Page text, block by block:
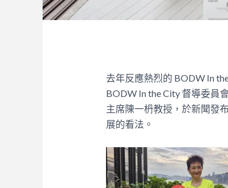
去年反應熱烈的 BODW In
BODW In the City 督導委員
主席陳一枬教授，於新聞發
展的看法。